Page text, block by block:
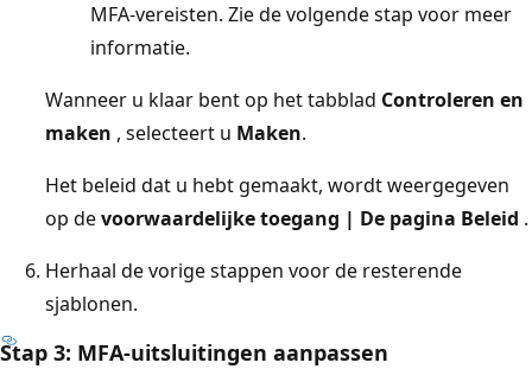
MFA-vereisten. Zie de volgende stap voor meer
informatie.
Wanneer u klaar bent op het tabblad Controleren en
maken , selecteert u Maken.
Het beleid dat u hebt gemaakt, wordt weergegeven
op devoorwaardelijke toegang | De pagina Beleid .
Herhaal de vorige stappen voor de resterende
sjablonen.
Stap 3: MFA-uitsluitingen aanpassen